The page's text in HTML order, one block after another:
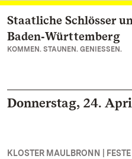
Zum Hauptinhalt
Staatliche Schlösser
Baden‑Württemberg
KOMMEN. STAUNEN. GENIESSEN.
Donnerstag, 24.
KLOSTER MAULBRONN |